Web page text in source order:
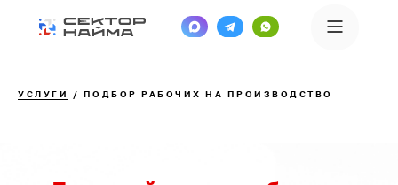
УСЛУГИ / ПОДБОР РАБОЧИХ НА ПРОИЗВОДСТВО